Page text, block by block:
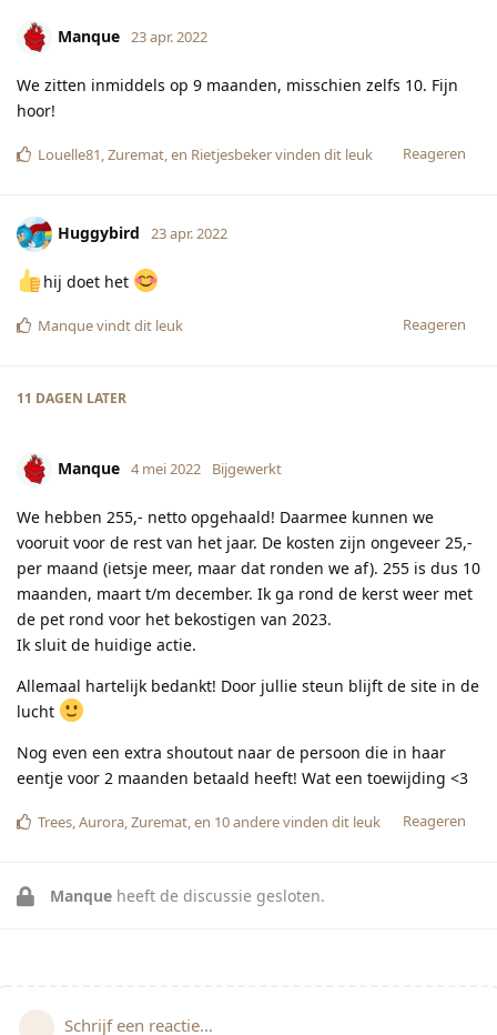
Manque 23 apr. 2022
We zitten inmiddels op 9 maanden, misschien zelfs 10. Fijn
hoor!
Reageren
Louelle81,Zuremat, en Rietjesbekervinden dit leuk
Huggybird 23 apr. 2022
hij doet het
Reageren
Manquevindt dit leuk
11 DAGEN LATER
Manque 4 mei 2022 Bijgewerkt
We hebben 255,- netto opgehaald! Daarmee kunnen we
vooruit voor de rest van het jaar. De kosten zijn ongeveer 25,-
per maand (ietsje meer, maar dat ronden we af). 255 is dus 10
maanden, maart t/m december. Ik ga rond de kerst weer met
de pet rond voor het bekostigen van 2023.
Ik sluit de huidige actie.
Allemaal hartelijk bedankt! Door jullie steun blijft de site in de
lucht
Nog even een extra shoutout naar de persoon die in haar
eentje voor 2 maanden betaald heeft! Wat een toewijding <3
Reageren
Trees,Aurora,Zuremat, en 10anderevinden dit leuk
Manque heeft de discussie gesloten.
Schrijf een reactie...